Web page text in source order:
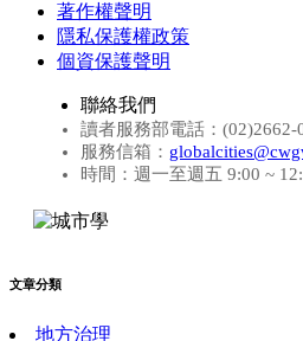
著作權聲明
隱私保護權政策
個資保護聲明
聯絡我們
讀者服務部電話：(02)2662-
服務信箱：
時間：週一至週五 9:00 ~
文章分類
地方治理